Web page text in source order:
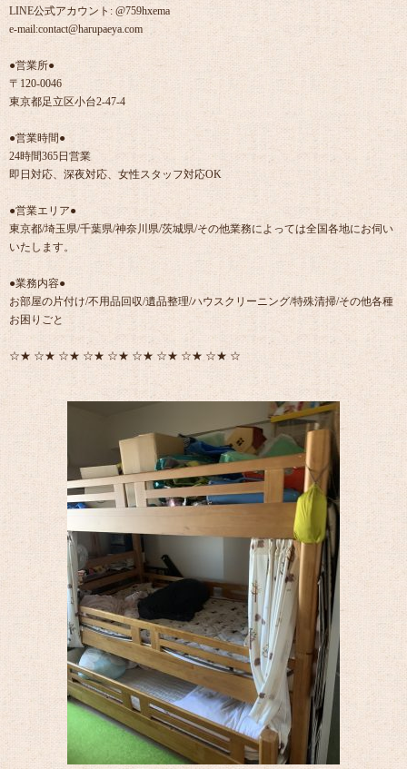
LINE公式アカウント: @759hxema
e-mail:contact@harupaeya.com
●営業所●
〒120-0046
東京都足立区小台2-47-4
●営業時間●
24時間365日営業
即日対応、深夜対応、女性スタッフ対応OK
●営業エリア●
東京都/埼玉県/千葉県/神奈川県/茨城県/その他業務によっては全国各地にお伺い
いたします。
●業務内容●
お部屋の片付け/不用品回収/遺品整理/ハウスクリーニング/特殊清掃/その他各種
お困りごと
☆★ ☆★ ☆★ ☆★ ☆★ ☆★ ☆★ ☆★ ☆★ ☆